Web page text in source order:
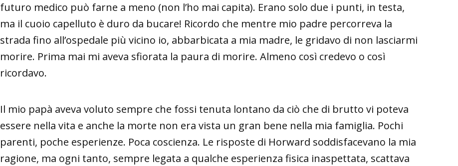
futuro medico può farne a meno (non l’ho mai capita). Erano solo due i punti, in testa,
ma il cuoio capelluto è duro da bucare! Ricordo che mentre mio padre percorreva la
strada fino all’ospedale più vicino io, abbarbicata a mia madre, le gridavo di non lasciarmi
morire. Prima mai mi aveva sfiorata la paura di morire. Almeno così credevo o così
ricordavo.
Il mio papà aveva voluto sempre che fossi tenuta lontano da ciò che di brutto vi poteva
essere nella vita e anche la morte non era vista un gran bene nella mia famiglia. Pochi
parenti, poche esperienze. Poca coscienza. Le risposte di Horward soddisfacevano la mia
ragione, ma ogni tanto, sempre legata a qualche esperienza fisica inaspettata, scattava